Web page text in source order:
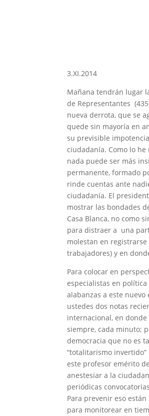
3.XI.2014
Mañana tendrán lugar
de Representantes
nueva derrota, que se
quede sin mayoría en
su previsible
ciudadanía. Como lo
nada puede ser más
permanente, formado
rinde cuentas ante
ciudadanía. El
mostrar las bondades
Casa Blanca, no como
para distraer a una
molestan en
trabajadores) y en
Para colocar en
especialistas en
alabanzas a este
ustedes dos notas
internacional, en
siempre, cada minuto;
democracia que no es
“totalitarismo
este profesor emérito
anestesiar a la
periódicas
Para prevenir eso
para monitorear en